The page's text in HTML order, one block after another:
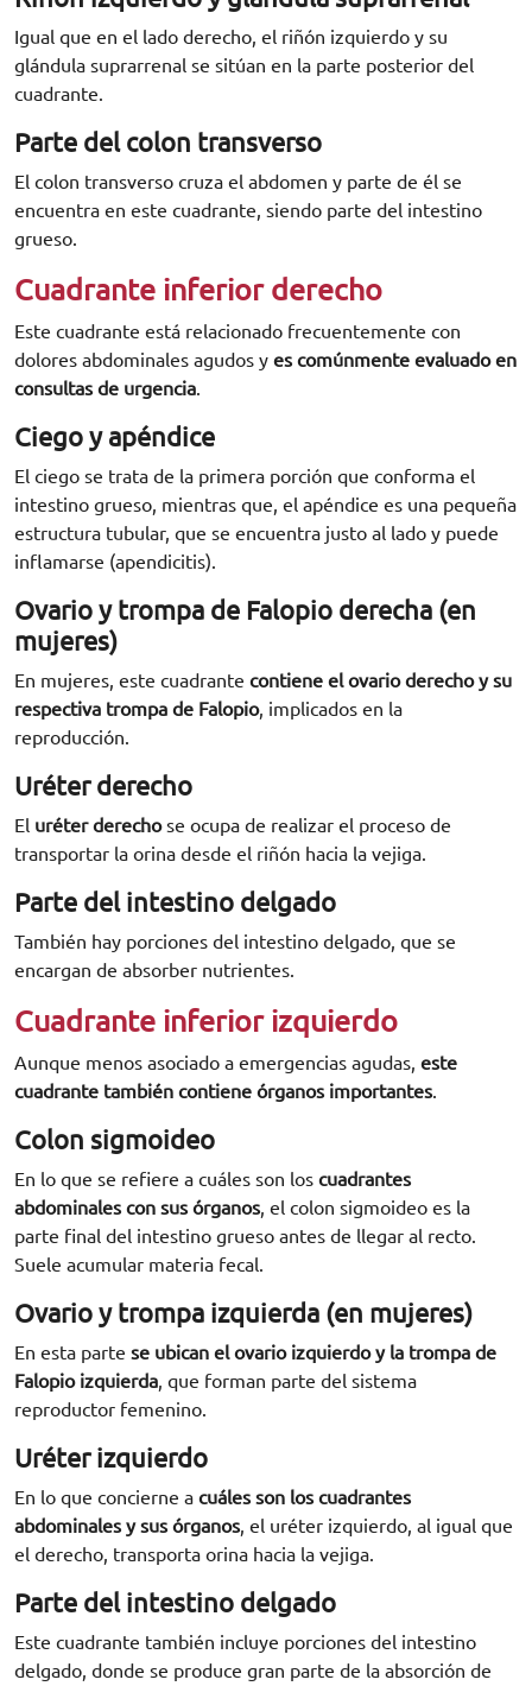
Igual que en el lado derecho, el riñón izquierdo y su
glándula suprarrenal se sitúan en la parte posterior del
cuadrante.
Parte del colon transverso
El colon transverso cruza el abdomen y parte de él se
encuentra en este cuadrante, siendo parte del intestino
grueso.
Cuadrante inferior derecho
Este cuadrante está relacionado frecuentemente con
dolores abdominales agudos y es comúnmente evaluado en
consultas de urgencia.
Ciego y apéndice
El ciego se trata de la primera porción que conforma el
intestino grueso, mientras que, el apéndice es una pequeña
estructura tubular, que se encuentra justo al lado y puede
inflamarse (apendicitis).
Ovario y trompa de Falopio derecha (en
mujeres)
En mujeres, este cuadrante contiene el ovario derecho y su
respectiva trompa de Falopio, implicados en la
reproducción.
Uréter derecho
El uréter derechose ocupa de realizar el proceso de
transportar la orina desde el riñón hacia la vejiga.
Parte del intestino delgado
También hay porciones del intestino delgado, que se
encargan de absorber nutrientes.
Cuadrante inferior izquierdo
Aunque menos asociado a emergencias agudas, este
cuadrante también contiene órganos importantes.
Colon sigmoideo
En lo que se refiere a cuáles son los cuadrantes
abdominales con sus órganos, el colon sigmoideo es la
parte final del intestino grueso antes de llegar al recto.
Suele acumular materia fecal.
Ovario y trompa izquierda (en mujeres)
En esta parte se ubican el ovario izquierdo y la trompa de
Falopio izquierda, que forman parte del sistema
reproductor femenino.
Uréter izquierdo
En lo que concierne a cuáles son los cuadrantes
abdominales y sus órganos, el uréter izquierdo, al igual que
el derecho, transporta orina hacia la vejiga.
Parte del intestino delgado
Este cuadrante también incluye porciones del intestino
delgado, donde se produce gran parte de la absorción de